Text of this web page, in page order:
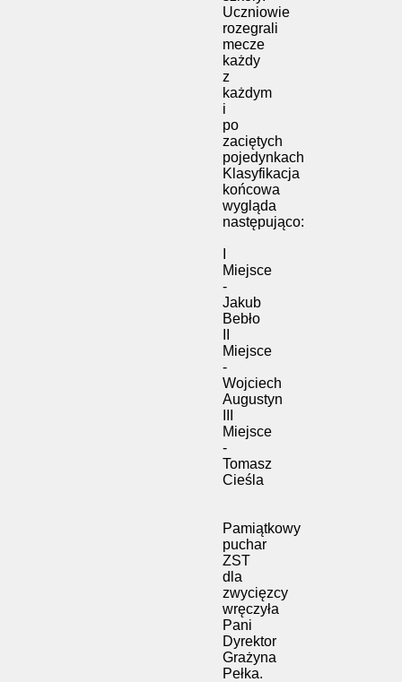
Uczniowie
rozegrali
mecze
każdy
z
każdym
i
po
zaciętych
pojedynkach
Klasyfikacja
końcowa
wygląda
następująco:
Miejsce
-
Jakub
Bebło
Miejsce
-
Wojciech
Augustyn
Miejsce
-
Tomasz
Cieśla
Pamiątkowy
puchar
ZST
dla
zwycięzcy
wręczyła
Pani
Dyrektor
Grażyna
Pełka.